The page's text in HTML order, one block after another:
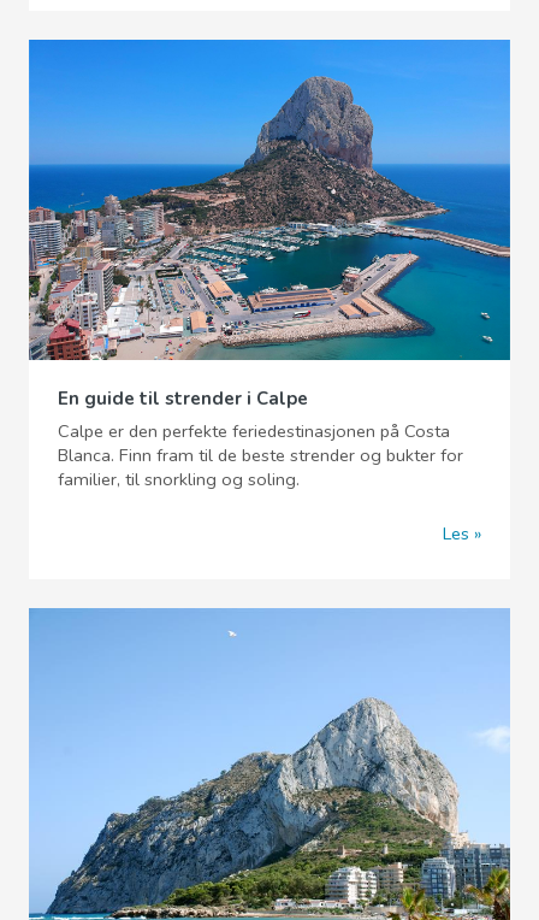
En guide til strender i Calpe
Calpe er den perfekte feriedestinasjonen på Costa
Blanca. Finn fram til de beste strender og bukter for
familier, til snorkling og soling.
Les